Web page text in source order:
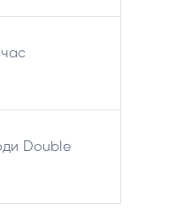
Double